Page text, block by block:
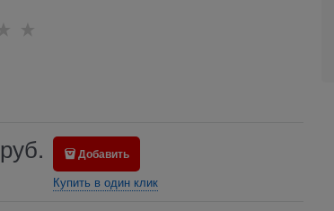
руб. Добавить
Купить в один клик